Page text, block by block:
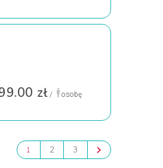
zł/ osobę
1 2 3